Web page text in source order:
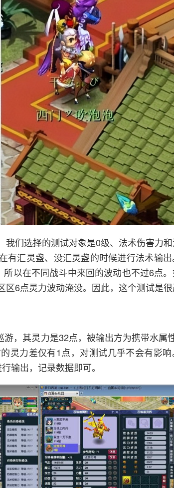
我们选择的测试对象是0级、法术伤害力
有汇灵盏、没汇灵盏的时候进行法术输
以在不同战斗中来回的波动也不过6点
6点灵力波动淹没。因此，这个测试是很
，其灵力是32点，被输出方为携带水属
灵力差仅有1点，对测试几乎不会有影
输出，记录数据即可。